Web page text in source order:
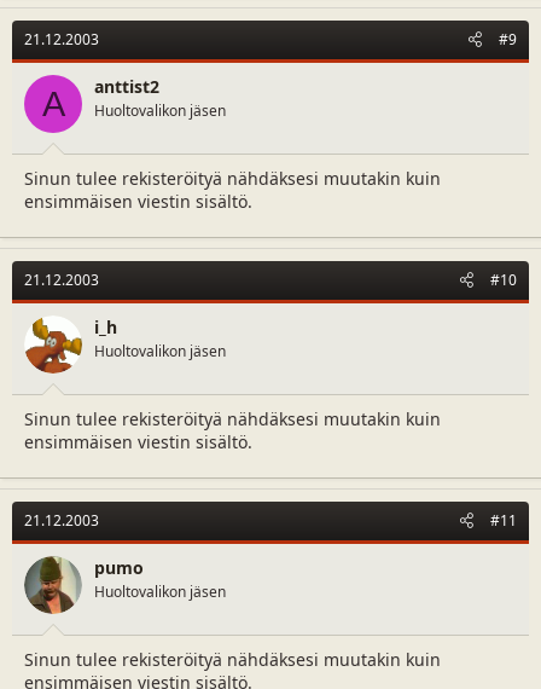
21.12.2003 #9
A anttist2
Huoltovalikon jäsen
Sinun tulee rekisteröityä nähdäksesi muutakin kuin
ensimmäisen viestin sisältö.
21.12.2003 #10
i_h
Huoltovalikon jäsen
Sinun tulee rekisteröityä nähdäksesi muutakin kuin
ensimmäisen viestin sisältö.
21.12.2003 #11
pumo
Huoltovalikon jäsen
Sinun tulee rekisteröityä nähdäksesi muutakin kuin
ensimmäisen viestin sisältö.